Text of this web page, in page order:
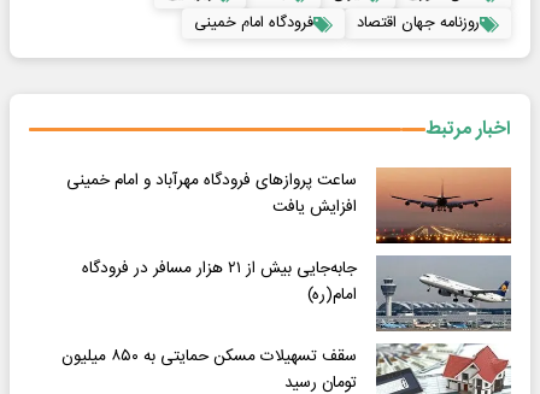
روزنامه جهان اقتصاد
فرودگاه امام خمینی
اخبار مرتبط
ساعت پروازهای فرودگاه مهرآباد و امام خمینی
افزایش یافت
جابه‌جایی بیش از ۲۱ هزار مسافر در فرودگاه
امام(ره)
سقف تسهیلات مسکن حمایتی به ۸۵۰ میلیون
تومان رسید